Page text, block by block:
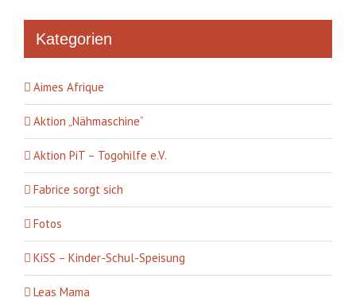
Kategorien
Aimes Afrique
Aktion „Nähmaschine“
Aktion PiT – Togohilfe e.V.
Fabrice sorgt sich
Fotos
KiSS – Kinder-Schul-Speisung
Leas Mama